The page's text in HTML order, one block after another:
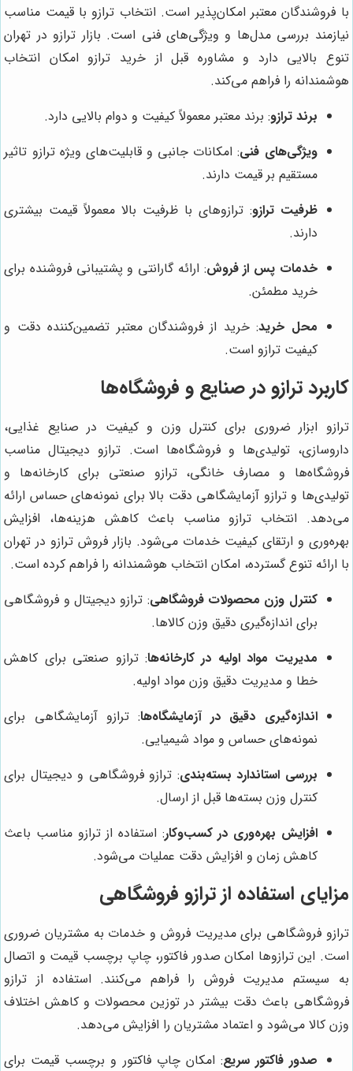
با فروشندگان معتبر امکان‌پذیر است. انتخاب ترازو با قیمت مناسب
نیازمند بررسی مدل‌ها و ویژگی‌های فنی است. بازار ترازو در تهران
تنوع بالایی دارد و مشاوره قبل از خرید ترازو امکان انتخاب
هوشمندانه را فراهم می‌کند.
برند ترازو: برند معتبر معمولاً کیفیت و دوام بالایی دارد.
ویژگی‌های فنی: امکانات جانبی و قابلیت‌های ویژه ترازو تاثیر
مستقیم بر قیمت دارند.
ظرفیت ترازو: ترازوهای با ظرفیت بالا معمولاً قیمت بیشتری
دارند.
خدمات پس از فروش: ارائه گارانتی و پشتیبانی فروشنده برای
خرید مطمئن.
محل خرید: خرید از فروشندگان معتبر تضمین‌کننده دقت و
کیفیت ترازو است.
کاربرد ترازو در صنایع و فروشگاه‌ها
ترازو ابزار ضروری برای کنترل وزن و کیفیت در صنایع غذایی،
داروسازی، تولیدی‌ها و فروشگاه‌ها است. ترازو دیجیتال مناسب
فروشگاه‌ها و مصارف خانگی، ترازو صنعتی برای کارخانه‌ها و
تولیدی‌ها و ترازو آزمایشگاهی دقت بالا برای نمونه‌های حساس ارائه
می‌دهد. انتخاب ترازو مناسب باعث کاهش هزینه‌ها، افزایش
بهره‌وری و ارتقای کیفیت خدمات می‌شود. بازار فروش ترازو در تهران
با ارائه تنوع گسترده، امکان انتخاب هوشمندانه را فراهم کرده است.
کنترل وزن محصولات فروشگاهی: ترازو دیجیتال و فروشگاهی
برای اندازه‌گیری دقیق وزن کالاها.
مدیریت مواد اولیه در کارخانه‌ها: ترازو صنعتی برای کاهش
خطا و مدیریت دقیق وزن مواد اولیه.
اندازه‌گیری دقیق در آزمایشگاه‌ها: ترازو آزمایشگاهی برای
نمونه‌های حساس و مواد شیمیایی.
بررسی استاندارد بسته‌بندی: ترازو فروشگاهی و دیجیتال برای
کنترل وزن بسته‌ها قبل از ارسال.
افزایش بهره‌وری در کسب‌وکار: استفاده از ترازو مناسب باعث
کاهش زمان و افزایش دقت عملیات می‌شود.
مزایای استفاده از ترازو فروشگاهی
ترازو فروشگاهی برای مدیریت فروش و خدمات به مشتریان ضروری
است. این ترازوها امکان صدور فاکتور، چاپ برچسب قیمت و اتصال
به سیستم مدیریت فروش را فراهم می‌کنند. استفاده از ترازو
فروشگاهی باعث دقت بیشتر در توزین محصولات و کاهش اختلاف
وزن کالا می‌شود و اعتماد مشتریان را افزایش می‌دهد.
صدور فاکتور سریع: امکان چاپ فاکتور و برچسب قیمت برای